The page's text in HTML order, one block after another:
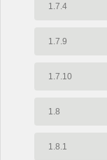
1.7.4
1.7.9
1.7.10
1.8
1.8.1